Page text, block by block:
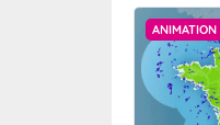
ANIMATION